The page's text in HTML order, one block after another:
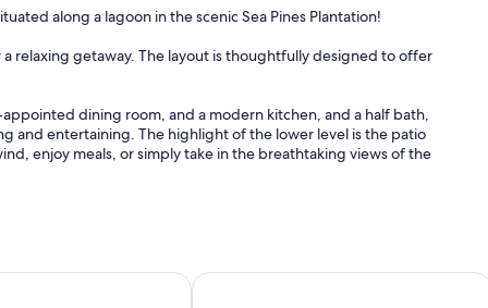
along a lagoon in the scenic Sea Pines Plantation!
relaxing getaway. The layout is thoughtfully designed to offer
dining room, and a modern kitchen, and a half bath,
and entertaining. The highlight of the lower level is the patio
enjoy meals, or simply take in the breathtaking views of the
Additionally, there's a guest bedroom with two comfortable
ample accommodation for up to six people.
onsite amenities such as a pool and tennis court. Whether you
Dog - Free Bikes
with Private Balcony & Pool AccessNew Inventory! Updated Kitchens